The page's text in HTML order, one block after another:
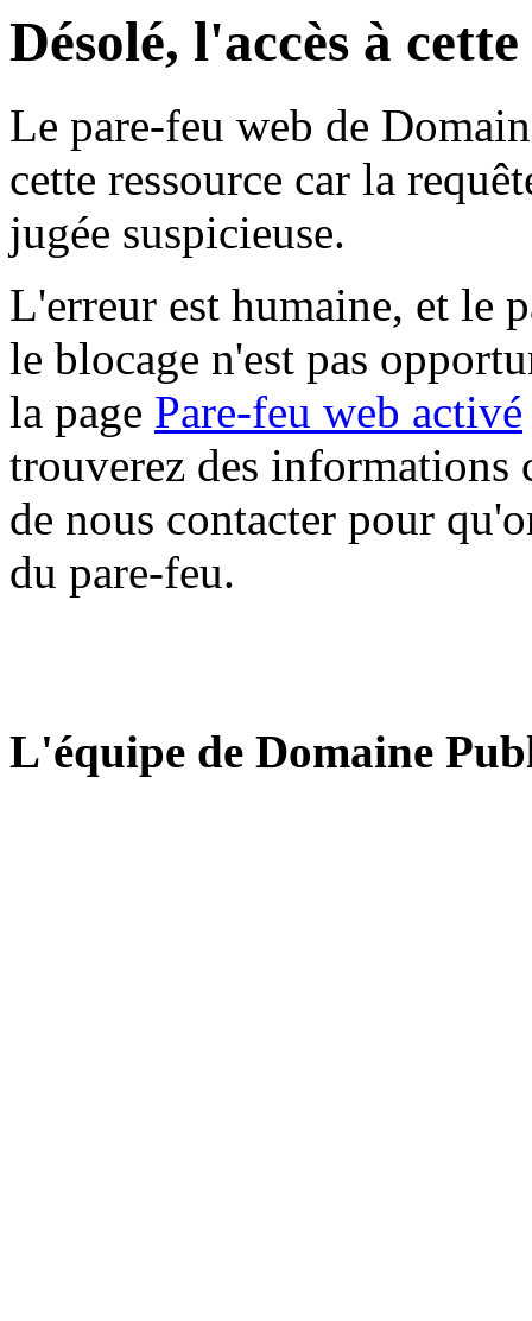
Désolé, l'accès à
Le pare-feu web de
cette ressource car la
jugée suspicieuse.
L'erreur est humaine, et le
le blocage n'est pas
la page Pare-feu web activé
trouverez des informations
de nous contacter pour
du pare-feu.
L'équipe de Domaine